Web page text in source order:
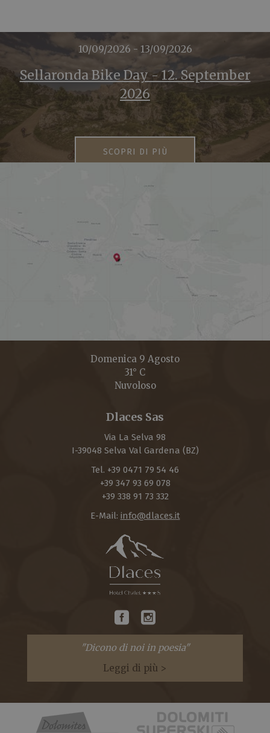
10/09/2026 - 13/09/2026
Sellaronda Bike Day - 12. September
2026
SCOPRI DI PIÙ
Domenica 9 Agosto
31° C
Nuvoloso
Dlaces Sas
Via La Selva 98
I-39048 Selva Val Gardena (BZ)
Tel. +39 0471 79 54 46
+39 347 93 69 078
+39 338 91 73 332
E-Mail: info@dlaces.it
"Dicono di noi in poesia"
Leggi di più >